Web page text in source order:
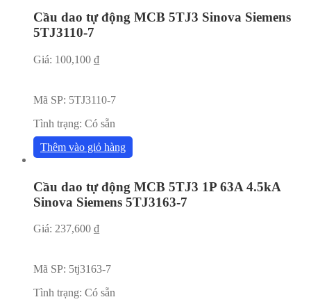
Cầu dao tự động MCB 5TJ3 Sinova Siemens
5TJ3110-7
Giá: 100,100 ₫
Mã SP: 5TJ3110-7
Tình trạng: Có sẵn
Thêm vào giỏ hàng
Cầu dao tự động MCB 5TJ3 1P 63A 4.5kA
Sinova Siemens 5TJ3163-7
Giá: 237,600 ₫
Mã SP: 5tj3163-7
Tình trạng: Có sẵn